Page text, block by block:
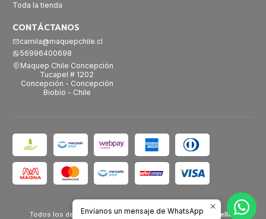
Toda la tienda
CONTÁCTANOS
camila@maquepchile.cl
56996400698
Maquep Chile Concepción
Tucapel # 1202
Concepción - Concepción
Biobío - Chile
Todos los derechos reservados.Desarrollado por Jumpseller.
Envíanos un mensaje de WhatsApp